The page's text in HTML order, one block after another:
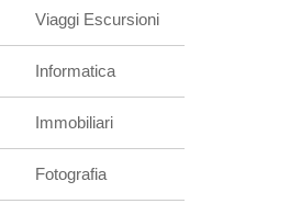
Viaggi Escursioni
Informatica
Immobiliari
Fotografia